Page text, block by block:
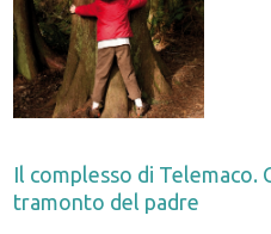
Il complesso di Telemaco.
tramonto del padre